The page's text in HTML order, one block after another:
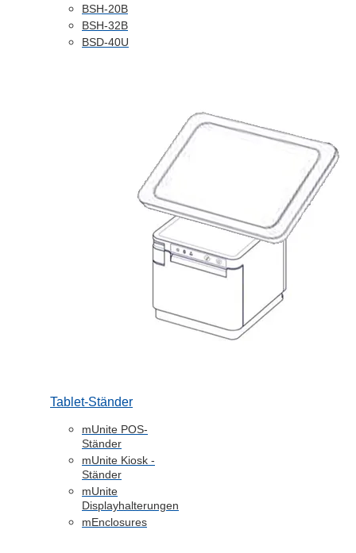
BSH-20B
BSH-32B
BSD-40U
Tablet-Ständer
mUnite POS-
Ständer
mUnite Kiosk -
Ständer
mUnite
Displayhalterungen
mEnclosures